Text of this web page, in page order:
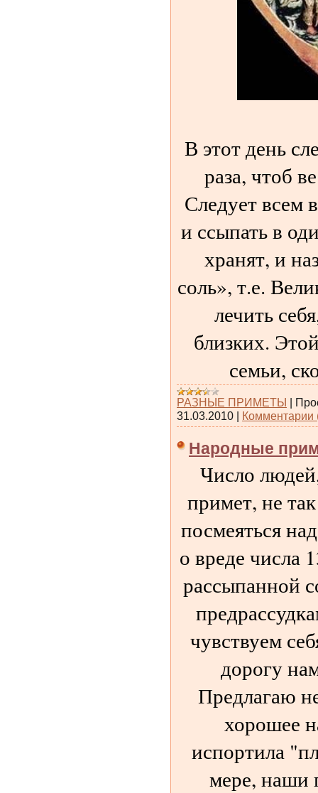
В этот день
раза, чтоб
Следует всем
и ссыпать в
хранят, и
соль», т.е.
лечить
близких.
семьи,
РАЗНЫЕ ПРИМЕТЫ |
31.03.2010 | Комментарии
Народные
Число
примет, не
посмеяться
о вреде числа
рассыпанной
чувствуем
дорогу
Предлагаю
хорошее
испортила
мере, наши